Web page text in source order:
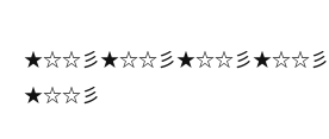
★☆☆彡★☆☆彡★☆☆彡★☆☆
★☆☆彡